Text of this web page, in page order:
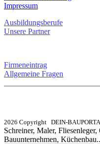
Impressum
Ausbildungsberufe
Unsere Partner
Firmeneintrag
Allgemeine Fragen
2026 Copyright DEIN-
Schreiner, Maler,
Bauunternehmen,